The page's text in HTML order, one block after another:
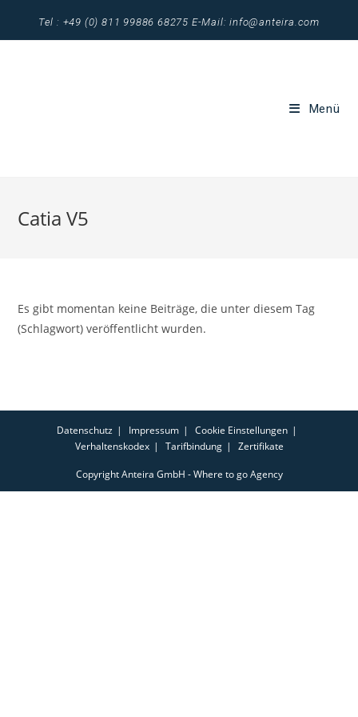
Tel : +49 (0) 811 99886 68275 E-Mail: info@anteira.com
Menü
Catia V5
Es gibt momentan keine Beiträge, die unter diesem Tag
(Schlagwort) veröffentlicht wurden.
Datenschutz Impressum
Cookie Einstellungen
Verhaltenskodex
Tarifbindung Zertifikate
Copyright Anteira GmbH - Where to go Agency